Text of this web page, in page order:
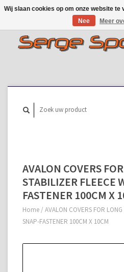
AVALON COVERS
STABILIZER FLEECE
FASTENER 100CM X
Home / AVALON COVERS FOR
SNAP-FASTENER 100CM X 10CM
Wij slaan cookies op om onze website
Nee
Meer